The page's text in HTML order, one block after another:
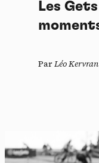
Les
ParLéo Kervran